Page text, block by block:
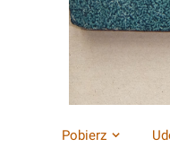
Pobierz